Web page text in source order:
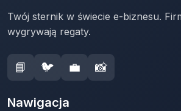
Twój sternik w świecie e-biznesu.
wygrywają regaty.
📘 🐦 💼 📸
Nawigacja